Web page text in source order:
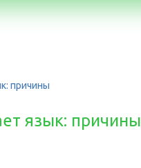
причины
язык: причины